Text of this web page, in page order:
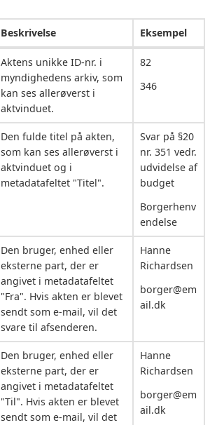
Beskrivelse Eksempel
Aktens unikke ID-nr. i
myndighedens arkiv, som
kan ses allerøverst i
aktvinduet.
82
346
Den fulde titel på akten,
som kan ses allerøverst i
aktvinduet og i
metadatafeltet "Titel".
Svar på §20
nr. 351 vedr.
udvidelse af
budget
Borgerhenv
endelse
Den bruger, enhed eller
eksterne part, der er
angivet i metadatafeltet
"Fra". Hvis akten er blevet
sendt som e-mail, vil det
svare til afsenderen.
Hanne
Richardsen
borger@em
ail.dk
Den bruger, enhed eller
eksterne part, der er
angivet i metadatafeltet
"Til". Hvis akten er blevet
sendt som e-mail, vil det
Hanne
Richardsen
borger@em
ail.dk